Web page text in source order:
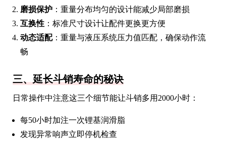
磨损保护 ：重量分布均匀的设计能减少局部磨损
互换性 ：标准尺寸设计让配件更换更方便
动态适配：重量与液压系统压力值匹配，确保动作流
畅
三、延长斗销寿命的秘诀
日常操作中注意这三个细节能让斗销多用2000小时：
每50小时加注一次锂基润滑脂
发现异常响声立即停机检查